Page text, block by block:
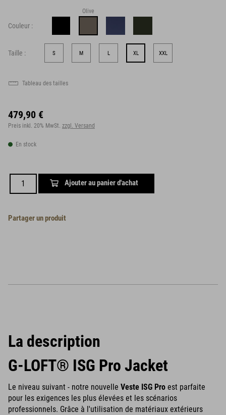
Couleur :
Olive
Taille : S M L XL XXL
Tableau des tailles
479,90 €
Preis inkl. 20% MwSt. zzgl. Versand
En stock
Ajouter au panier d'achat
Partager un produit
La description
G-LOFT® ISG Pro Jacket
Le niveau suivant - notre nouvelle Veste ISG Pro est parfaite
pour les exigences les plus élevées et les scénarios
professionnels. Grâce à l'utilisation de matériaux extérieurs